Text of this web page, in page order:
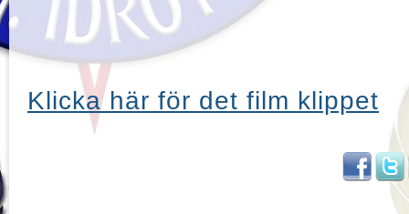
Klicka här för det film klippet